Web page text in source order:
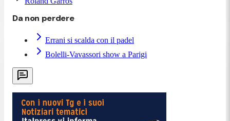
Da non perdere
Errani si scalda con il padel
Bolelli-Vavassori show a Parigi